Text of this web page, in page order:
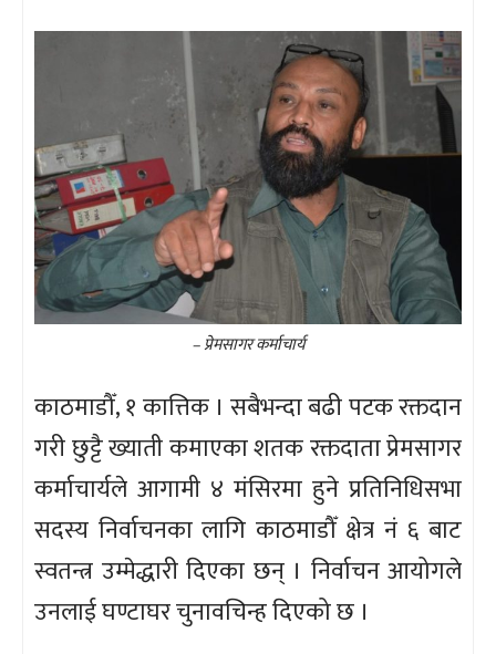
– प्रेमसागर कर्माचार्य
काठमाडौँ, १ कात्तिक । सबैभन्दा बढी पटक रक्तदान
गरी छुट्टै ख्याती कमाएका शतक रक्तदाता प्रेमसागर
कर्माचार्यले आगामी ४ मंसिरमा हुने प्रतिनिधिसभा
सदस्य निर्वाचनका लागि काठमाडौँ क्षेत्र नं ६ बाट
स्वतन्त्र उम्मेद्धारी दिएका छन् । निर्वाचन आयोगले
उनलाई घण्टाघर चुनावचिन्ह दिएको छ ।